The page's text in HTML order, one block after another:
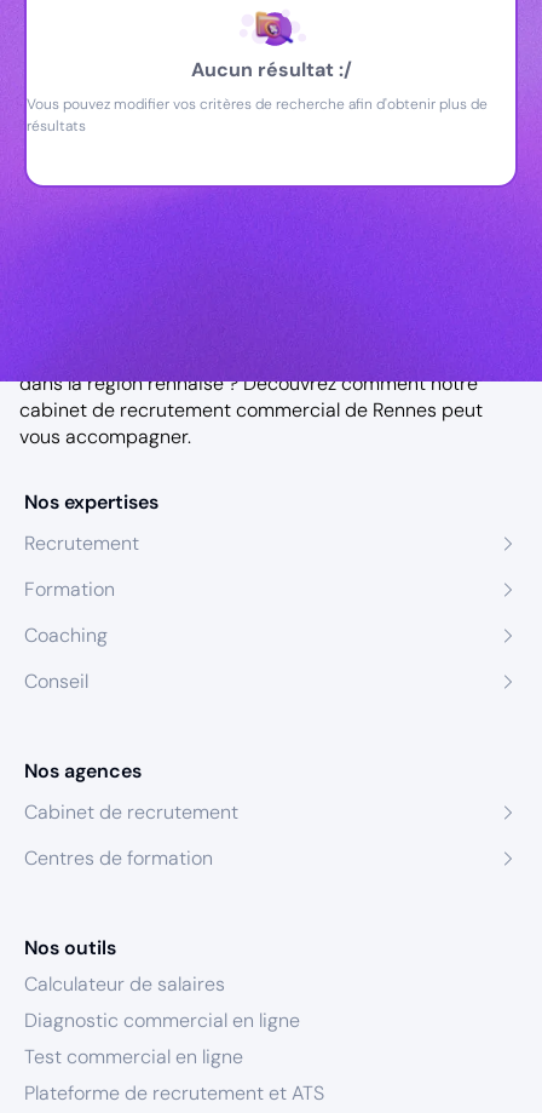
Aucun résultat :/
Vous pouvez modifier vos critères de recherche afin d'obtenir plus de
résultats
dans la région rennaise ? Découvrez comment notre
cabinet de recrutement commercial de Rennes peut
vous accompagner.
Nos expertises
Recrutement
Formation
Coaching
Conseil
Nos agences
Cabinet de recrutement
Centres de formation
Nos outils
Calculateur de salaires
Diagnostic commercial en ligne
Test commercial en ligne
Plateforme de recrutement et ATS